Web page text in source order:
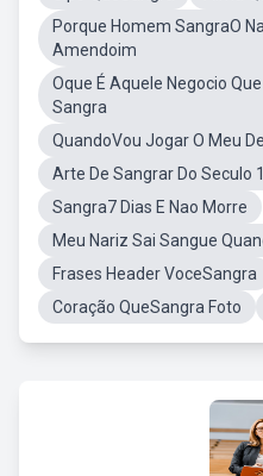
Porque Homem SangraO
Amendoim
Oque É Aquele Negocio
Sangra
QuandoVou Jogar O Meu
Arte De Sangrar Do Seculo
Sangra7 Dias E Nao Morre
Meu Nariz Sai Sangue
Frases Header VoceSangra
Coração QueSangra Foto